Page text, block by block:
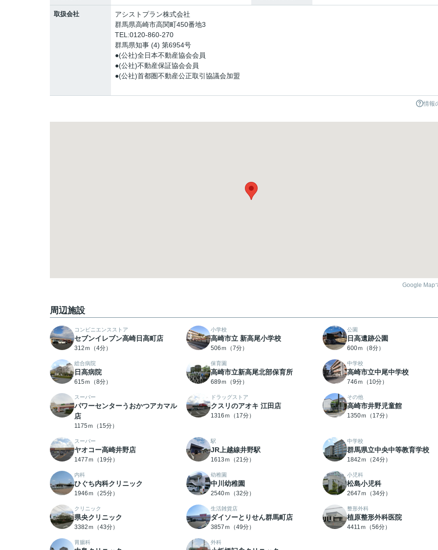
取扱会社
アシストプラン株式会社
群馬県高崎市高関町450番地3
TEL:0120-860-270
群馬県知事 (4) 第6954号
●(公社)全日本不動産協会会員
●(公社)不動産保証協会会員
●(公社)首都圏不動産公正取引協議会加盟
情報
Google Map
周辺施設
コンビニエンスストア
セブンイレブン高崎日高町店
312ｍ（4分）
小学校
高崎市立 新高尾小学校
506ｍ（7分）
公園
日高遺跡公園
600ｍ（8分）
総合病院
日高病院
615ｍ（8分）
保育園
高崎市立新高尾北部保育所
689ｍ（9分）
中学校
高崎市立中尾中学校
746ｍ（10分）
スーパー
パワーセンターうおかつアカマル
店
1175ｍ（15分）
ドラッグストア
クスリのアオキ 江田店
1316ｍ（17分）
その他
高崎市井野児童館
1350ｍ（17分）
スーパー
ヤオコー高崎井野店
1477ｍ（19分）
駅
JR上越線井野駅
1613ｍ（21分）
中学校
群馬県立中央中等教育学校
1842ｍ（24分）
内科
ひぐち内科クリニック
1946ｍ（25分）
幼稚園
中川幼稚園
2540ｍ（32分）
小児科
松島小児科
2647ｍ（34分）
クリニック
県央クリニック
3382ｍ（43分）
生活雑貨店
ダイソーとりせん群馬町店
3857ｍ（49分）
整形外科
植原整形外科医院
4411ｍ（56分）
胃腸科 外科